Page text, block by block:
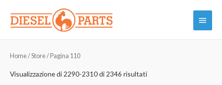
contenuto
Menu
Home/Store/ Pagina 110
Visualizzazione di 2290-2310 di 2346 risultati